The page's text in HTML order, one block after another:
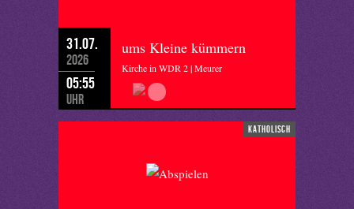
31.07.
2026
05:55
Uhr
ums Kleine kümmern
Kirche in WDR 2 | Meurer
katholisch